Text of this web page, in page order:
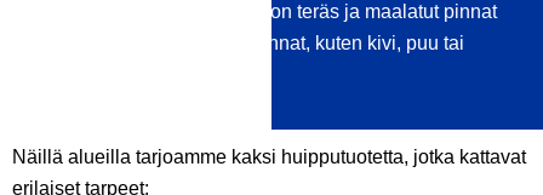
muovi, metalli, ruostumaton teräs ja maalatut pinnat
imukykyiset / pehmeät pinnat, kuten kivi, puu tai
Näillä alueilla tarjoamme kaksi huipputuotetta, jotka kattavat
erilaiset tarpeet: